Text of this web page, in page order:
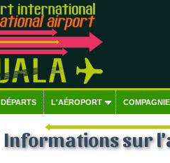
DÉPARTS L'AÉROPORT
Informations sur